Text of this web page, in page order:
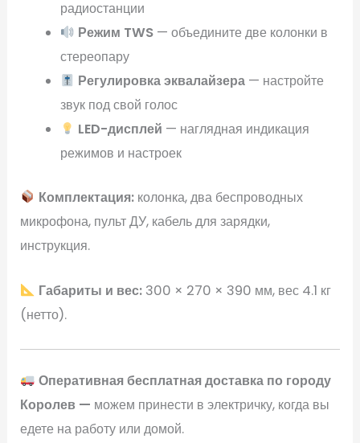
радиостанции
Режим TWS — объедините две колонки в
стереопару
Регулировка эквалайзера — настройте
звук под свой голос
LED-дисплей — наглядная индикация
режимов и настроек
Комплектация:колонка, два беспроводных
микрофона, пульт ДУ, кабель для зарядки,
инструкция.
Габариты и вес:300 × 270 × 390 мм, вес 4.1 кг
(нетто).
Оперативная бесплатная доставка по городу
Королев — можем принести в электричку, когда вы
едете на работу или домой.